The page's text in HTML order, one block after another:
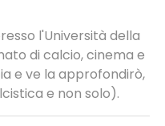
l'Università della
di calcio, cinema e
e ve la approfondirò,
e non solo).